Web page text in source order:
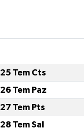
25 Tem Cts
26 Tem Paz
27 Tem Pts
28 Tem Sal